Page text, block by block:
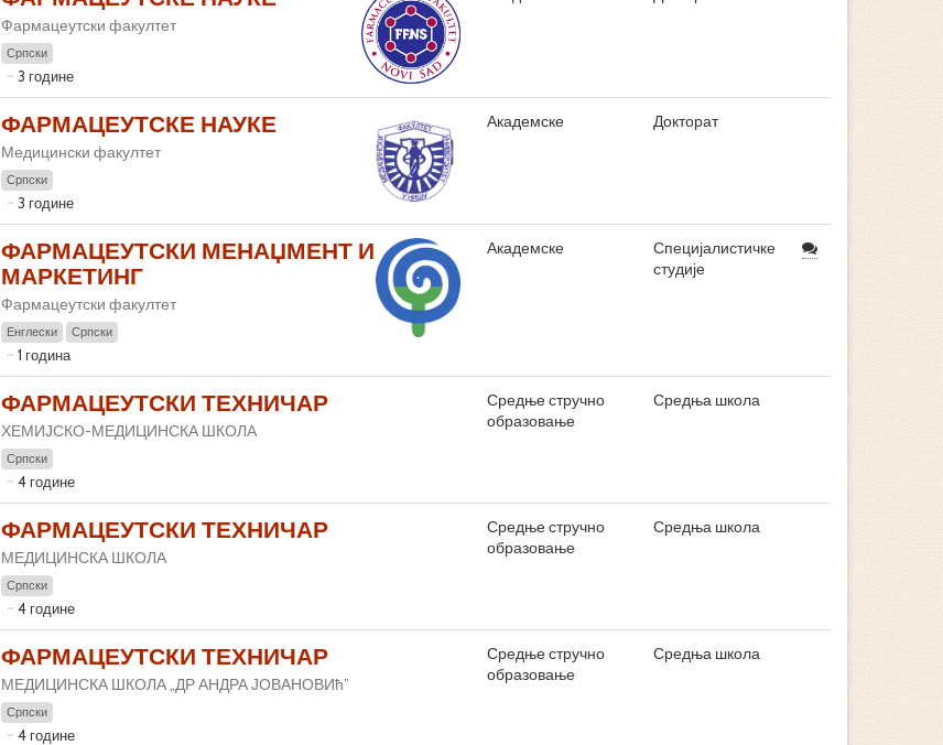
Фармацеутски факултет
Српски
3 године
ФАРМАЦЕУТСКЕ НАУКЕ
Медицински факултет
Српски
3 године
Академске Докторат
ФАРМАЦЕУТСКИ МЕНАЏМЕНТ И
МАРКЕТИНГ
Фармацеутски факултет
Енглески Српски
1 година
Академске
Специјалистичке
студије
ФАРМАЦЕУТСКИ ТЕХНИЧАР
ХЕМИЈСКО-МЕДИЦИНСКА ШКОЛА
Српски
4 године
Средње стручно
образовање
Средња школа
ФАРМАЦЕУТСКИ ТЕХНИЧАР
МЕДИЦИНСКА ШКОЛА
Српски
4 године
Средње стручно
образовање
Средња школа
ФАРМАЦЕУТСКИ ТЕХНИЧАР
МЕДИЦИНСКА ШКОЛА „ДР АНДРА ЈОВАНОВИћ”
Српски
4 године
Средње стручно
образовање
Средња школа